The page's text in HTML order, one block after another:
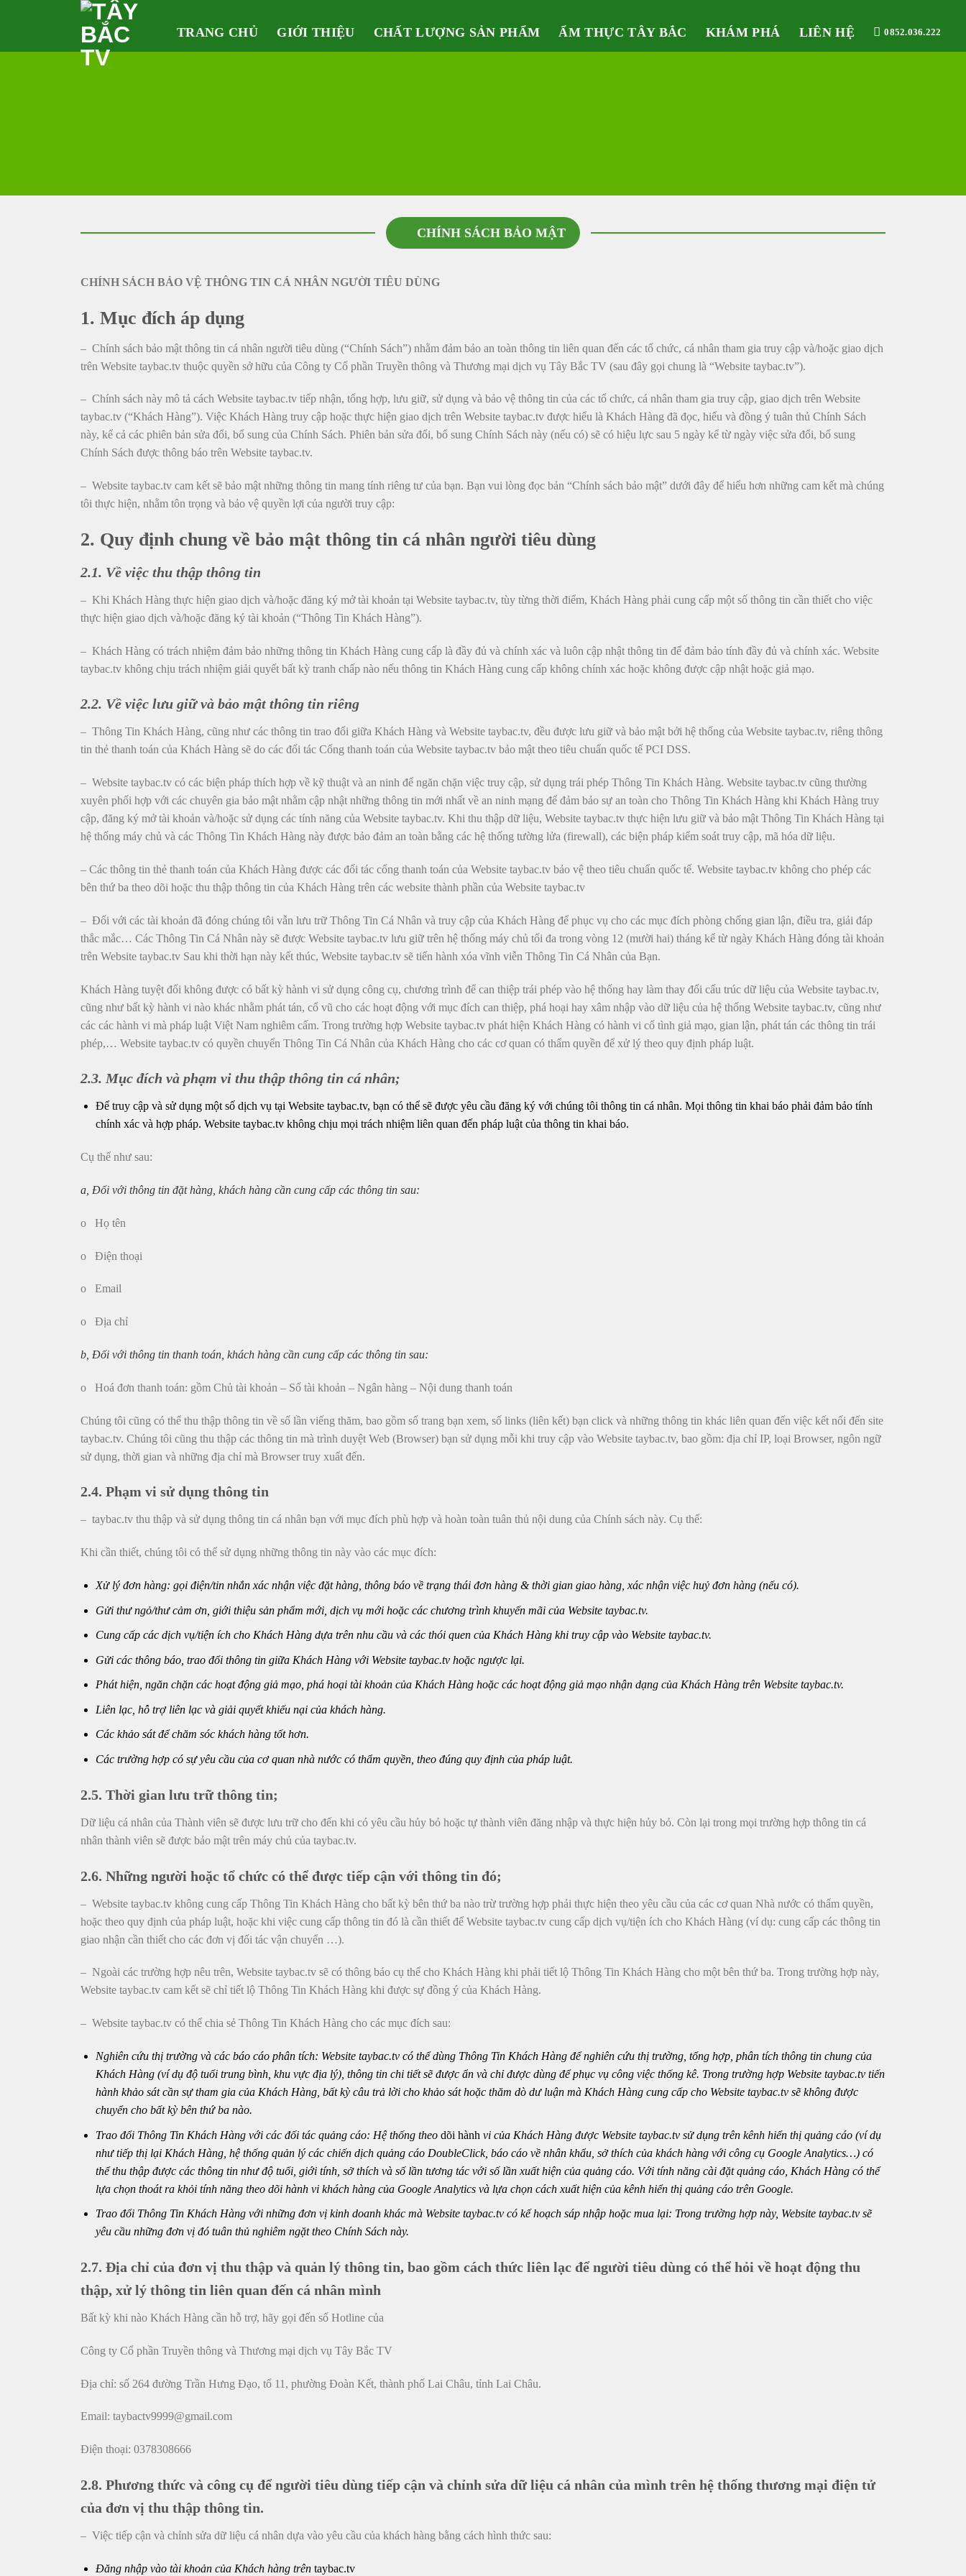
TRANG CHỦ GIỚI THIỆU CHẤT LƯỢNG SẢN PHẨM ẨM THỰC TÂY BẮC KHÁM PHÁ LIÊN HỆ 0852.036.222
CHÍNH SÁCH BẢO MẬT
CHÍNH SÁCH BẢO VỆ THÔNG TIN CÁ NHÂN NGƯỜI TIÊU DÙNG
1. Mục đích áp dụng
– Chính sách bảo mật thông tin cá nhân người tiêu dùng (“Chính Sách”) nhằm đảm bảo an toàn thông tin liên quan đến các tổ chức, cá nhân tham gia truy cập và/hoặc giao dịch
trên Website taybac.tv thuộc quyền sở hữu của Công ty Cổ phần Truyền thông và Thương mại dịch vụ Tây Bắc TV (sau đây gọi chung là “Website taybac.tv”).
– Chính sách này mô tả cách Website taybac.tv tiếp nhận, tổng hợp, lưu giữ, sử dụng và bảo vệ thông tin của các tổ chức, cá nhân tham gia truy cập, giao dịch trên Website
taybac.tv (“Khách Hàng”). Việc Khách Hàng truy cập hoặc thực hiện giao dịch trên Website taybac.tv được hiểu là Khách Hàng đã đọc, hiểu và đồng ý tuân thủ Chính Sách
này, kể cả các phiên bản sửa đổi, bổ sung của Chính Sách. Phiên bản sửa đổi, bổ sung Chính Sách này (nếu có) sẽ có hiệu lực sau 5 ngày kể từ ngày việc sửa đổi, bổ sung
Chính Sách được thông báo trên Website taybac.tv.
– Website taybac.tv cam kết sẽ bảo mật những thông tin mang tính riêng tư của bạn. Bạn vui lòng đọc bản “Chính sách bảo mật” dưới đây để hiểu hơn những cam kết mà chúng
tôi thực hiện, nhằm tôn trọng và bảo vệ quyền lợi của người truy cập:
2. Quy định chung về bảo mật thông tin cá nhân người tiêu dùng
2.1. Về việc thu thập thông tin
– Khi Khách Hàng thực hiện giao dịch và/hoặc đăng ký mở tài khoản tại Website taybac.tv, tùy từng thời điểm, Khách Hàng phải cung cấp một số thông tin cần thiết cho việc
thực hiện giao dịch và/hoặc đăng ký tài khoản (“Thông Tin Khách Hàng”).
– Khách Hàng có trách nhiệm đảm bảo những thông tin Khách Hàng cung cấp là đầy đủ và chính xác và luôn cập nhật thông tin để đảm bảo tính đầy đủ và chính xác. Website
taybac.tv không chịu trách nhiệm giải quyết bất kỳ tranh chấp nào nếu thông tin Khách Hàng cung cấp không chính xác hoặc không được cập nhật hoặc giả mạo.
2.2. Về việc lưu giữ và bảo mật thông tin riêng
– Thông Tin Khách Hàng, cũng như các thông tin trao đổi giữa Khách Hàng và Website taybac.tv, đều được lưu giữ và bảo mật bởi hệ thống của Website taybac.tv, riêng thông
tin thẻ thanh toán của Khách Hàng sẽ do các đối tác Cổng thanh toán của Website taybac.tv bảo mật theo tiêu chuẩn quốc tế PCI DSS.
– Website taybac.tv có các biện pháp thích hợp về kỹ thuật và an ninh để ngăn chặn việc truy cập, sử dụng trái phép Thông Tin Khách Hàng. Website taybac.tv cũng thường
xuyên phối hợp với các chuyên gia bảo mật nhằm cập nhật những thông tin mới nhất về an ninh mạng để đảm bảo sự an toàn cho Thông Tin Khách Hàng khi Khách Hàng truy
cập, đăng ký mở tài khoản và/hoặc sử dụng các tính năng của Website taybac.tv. Khi thu thập dữ liệu, Website taybac.tv thực hiện lưu giữ và bảo mật Thông Tin Khách Hàng tại
hệ thống máy chủ và các Thông Tin Khách Hàng này được bảo đảm an toàn bằng các hệ thống tường lửa (firewall), các biện pháp kiểm soát truy cập, mã hóa dữ liệu.
– Các thông tin thẻ thanh toán của Khách Hàng được các đối tác cổng thanh toán của Website taybac.tv bảo vệ theo tiêu chuẩn quốc tế. Website taybac.tv không cho phép các
bên thứ ba theo dõi hoặc thu thập thông tin của Khách Hàng trên các website thành phần của Website taybac.tv
– Đối với các tài khoản đã đóng chúng tôi vẫn lưu trữ Thông Tin Cá Nhân và truy cập của Khách Hàng để phục vụ cho các mục đích phòng chống gian lận, điều tra, giải đáp
thắc mắc… Các Thông Tin Cá Nhân này sẽ được Website taybac.tv lưu giữ trên hệ thống máy chủ tối đa trong vòng 12 (mười hai) tháng kể từ ngày Khách Hàng đóng tài khoản
trên Website taybac.tv Sau khi thời hạn này kết thúc, Website taybac.tv sẽ tiến hành xóa vĩnh viễn Thông Tin Cá Nhân của Bạn.
Khách Hàng tuyệt đối không được có bất kỳ hành vi sử dụng công cụ, chương trình để can thiệp trái phép vào hệ thống hay làm thay đổi cấu trúc dữ liệu của Website taybac.tv,
cũng như bất kỳ hành vi nào khác nhằm phát tán, cổ vũ cho các hoạt động với mục đích can thiệp, phá hoại hay xâm nhập vào dữ liệu của hệ thống Website taybac.tv, cũng như
các các hành vi mà pháp luật Việt Nam nghiêm cấm. Trong trường hợp Website taybac.tv phát hiện Khách Hàng có hành vi cố tình giả mạo, gian lận, phát tán các thông tin trái
phép,… Website taybac.tv có quyền chuyển Thông Tin Cá Nhân của Khách Hàng cho các cơ quan có thẩm quyền để xử lý theo quy định pháp luật.
2.3. Mục đích và phạm vi thu thập thông tin cá nhân;
Để truy cập và sử dụng một số dịch vụ tại Website taybac.tv, bạn có thể sẽ được yêu cầu đăng ký với chúng tôi thông tin cá nhân. Mọi thông tin khai báo phải đảm bảo tính
chính xác và hợp pháp. Website taybac.tv không chịu mọi trách nhiệm liên quan đến pháp luật của thông tin khai báo.
Cụ thể như sau:
a, Đối với thông tin đặt hàng, khách hàng cần cung cấp các thông tin sau:
o Họ tên
o Điện thoại
o Email
o Địa chỉ
b, Đối với thông tin thanh toán, khách hàng cần cung cấp các thông tin sau:
o Hoá đơn thanh toán: gồm Chủ tài khoản – Số tài khoản – Ngân hàng – Nội dung thanh toán
Chúng tôi cũng có thể thu thập thông tin về số lần viếng thăm, bao gồm số trang bạn xem, số links (liên kết) bạn click và những thông tin khác liên quan đến việc kết nối đến site
taybac.tv. Chúng tôi cũng thu thập các thông tin mà trình duyệt Web (Browser) bạn sử dụng mỗi khi truy cập vào Website taybac.tv, bao gồm: địa chỉ IP, loại Browser, ngôn ngữ
sử dụng, thời gian và những địa chỉ mà Browser truy xuất đến.
2.4. Phạm vi sử dụng thông tin
– taybac.tv thu thập và sử dụng thông tin cá nhân bạn với mục đích phù hợp và hoàn toàn tuân thủ nội dung của Chính sách này. Cụ thể:
Khi cần thiết, chúng tôi có thể sử dụng những thông tin này vào các mục đích:
Xử lý đơn hàng: gọi điện/tin nhắn xác nhận việc đặt hàng, thông báo về trạng thái đơn hàng & thời gian giao hàng, xác nhận việc huỷ đơn hàng (nếu có).
Gửi thư ngỏ/thư cảm ơn, giới thiệu sản phẩm mới, dịch vụ mới hoặc các chương trình khuyến mãi của Website taybac.tv.
Cung cấp các dịch vụ/tiện ích cho Khách Hàng dựa trên nhu cầu và các thói quen của Khách Hàng khi truy cập vào Website taybac.tv.
Gửi các thông báo, trao đổi thông tin giữa Khách Hàng với Website taybac.tv hoặc ngược lại.
Phát hiện, ngăn chặn các hoạt động giả mạo, phá hoại tài khoản của Khách Hàng hoặc các hoạt động giả mạo nhận dạng của Khách Hàng trên Website taybac.tv.
Liên lạc, hỗ trợ liên lạc và giải quyết khiếu nại của khách hàng.
Các khảo sát để chăm sóc khách hàng tốt hơn.
Các trường hợp có sự yêu cầu của cơ quan nhà nước có thẩm quyền, theo đúng quy định của pháp luật.
2.5. Thời gian lưu trữ thông tin;
Dữ liệu cá nhân của Thành viên sẽ được lưu trữ cho đến khi có yêu cầu hủy bỏ hoặc tự thành viên đăng nhập và thực hiện hủy bỏ. Còn lại trong mọi trường hợp thông tin cá
nhân thành viên sẽ được bảo mật trên máy chủ của taybac.tv.
2.6. Những người hoặc tổ chức có thể được tiếp cận với thông tin đó;
– Website taybac.tv không cung cấp Thông Tin Khách Hàng cho bất kỳ bên thứ ba nào trừ trường hợp phải thực hiện theo yêu cầu của các cơ quan Nhà nước có thẩm quyền,
hoặc theo quy định của pháp luật, hoặc khi việc cung cấp thông tin đó là cần thiết để Website taybac.tv cung cấp dịch vụ/tiện ích cho Khách Hàng (ví dụ: cung cấp các thông tin
giao nhận cần thiết cho các đơn vị đối tác vận chuyển …).
– Ngoài các trường hợp nêu trên, Website taybac.tv sẽ có thông báo cụ thể cho Khách Hàng khi phải tiết lộ Thông Tin Khách Hàng cho một bên thứ ba. Trong trường hợp này,
Website taybac.tv cam kết sẽ chỉ tiết lộ Thông Tin Khách Hàng khi được sự đồng ý của Khách Hàng.
– Website taybac.tv có thể chia sẻ Thông Tin Khách Hàng cho các mục đích sau:
Nghiên cứu thị trường và các báo cáo phân tích: Website taybac.tv có thể dùng Thông Tin Khách Hàng để nghiên cứu thị trường, tổng hợp, phân tích thông tin chung của
Khách Hàng (ví dụ độ tuổi trung bình, khu vực địa lý), thông tin chi tiết sẽ được ẩn và chỉ được dùng để phục vụ công việc thống kê. Trong trường hợp Website taybac.tv tiến
hành khảo sát cần sự tham gia của Khách Hàng, bất kỳ câu trả lời cho khảo sát hoặc thăm dò dư luận mà Khách Hàng cung cấp cho Website taybac.tv sẽ không được
chuyển cho bất kỳ bên thứ ba nào.
Trao đổi Thông Tin Khách Hàng với các đối tác quảng cáo: Hệ thống theodõi hành vi của Khách Hàng được Website taybac.tv sử dụng trên kênh hiển thị quảng cáo (ví dụ
như tiếp thị lại Khách Hàng, hệ thống quản lý các chiến dịch quảng cáo DoubleClick, báo cáo về nhân khẩu, sở thích của khách hàng với công cụ Google Analytics…) có
thể thu thập được các thông tin như độ tuổi, giới tính, sở thích và số lần tương tác với số lần xuất hiện của quảng cáo. Với tính năng cài đặt quảng cáo, Khách Hàng có thể
lựa chọn thoát ra khỏi tính năng theo dõi hành vi khách hàng của Google Analytics và lựa chọn cách xuất hiện của kênh hiển thị quảng cáo trên Google.
Trao đổi Thông Tin Khách Hàng với những đơn vị kinh doanh khác mà Website taybac.tv có kế hoạch sáp nhập hoặc mua lại: Trong trường hợp này, Website taybac.tv sẽ
yêu cầu những đơn vị đó tuân thủ nghiêm ngặt theo Chính Sách này.
2.7. Địa chỉ của đơn vị thu thập và quản lý thông tin, bao gồm cách thức liên lạc để người tiêu dùng có thể hỏi về hoạt động thu
thập, xử lý thông tin liên quan đến cá nhân mình
Bất kỳ khi nào Khách Hàng cần hỗ trợ, hãy gọi đến số Hotline của
Công ty Cổ phần Truyền thông và Thương mại dịch vụ Tây Bắc TV
Địa chỉ: số 264 đường Trần Hưng Đạo, tổ 11, phường Đoàn Kết, thành phố Lai Châu, tỉnh Lai Châu.
Email: taybactv9999@gmail.com
Điện thoại: 0378308666
2.8. Phương thức và công cụ để người tiêu dùng tiếp cận và chỉnh sửa dữ liệu cá nhân của mình trên hệ thống thương mại điện tử
của đơn vị thu thập thông tin.
– Việc tiếp cận và chỉnh sửa dữ liệu cá nhân dựa vào yêu cầu của khách hàng bằng cách hình thức sau:
Đăng nhập vào tài khoản của Khách hàng trên taybac.tv